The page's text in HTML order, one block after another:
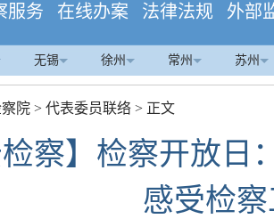
服务 在线办案 法律法规 外部
无锡 徐州 常州 苏州
院 > 代表委员联络 > 正文
检察】检察开放
感受检